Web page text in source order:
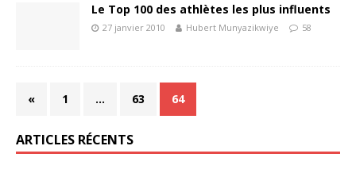
Le Top 100 des athlètes les plus influents
27 janvier 2010 Hubert Munyazikwiye 58
« 1 … 63 64
ARTICLES RÉCENTS